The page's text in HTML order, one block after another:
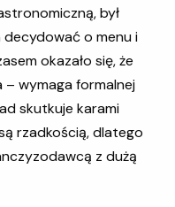
był
decydować o menu i
okazało się, że
– wymaga formalnej
skutkuje karami
rzadkością, dlatego
z dużą